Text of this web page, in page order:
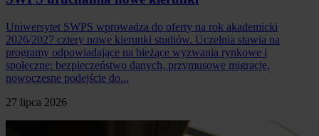
Uniwersytet SWPS wprowadza do oferty na rok akademicki
2026/2027 cztery nowe kierunki studiów. Uczelnia stawia na
programy odpowiadające na bieżące wyzwania rynkowe i
społeczne: bezpieczeństwo danych, przymusowe migracje,
nowoczesne podejście do...
27 lipca 2026